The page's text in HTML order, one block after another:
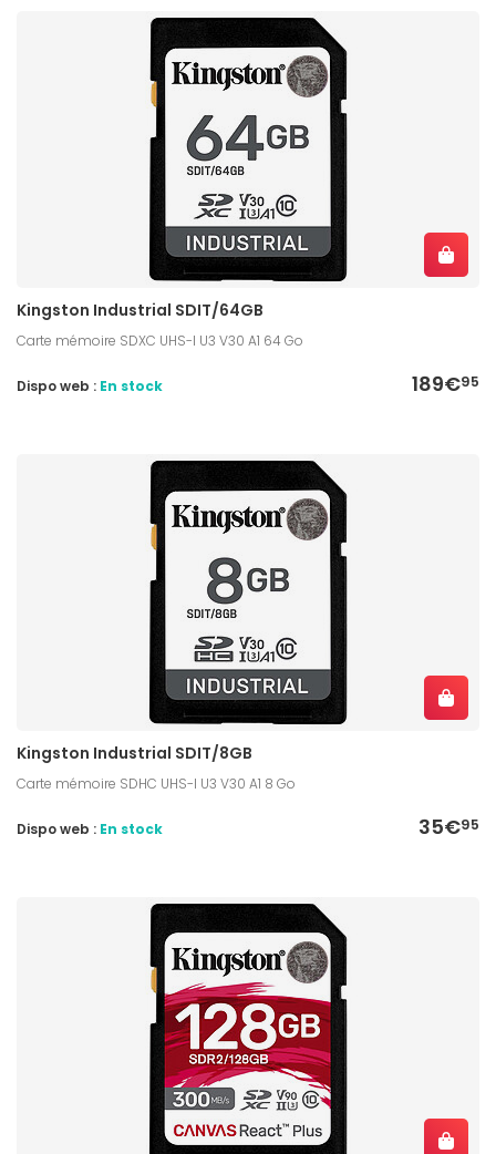
Kingston Industrial SDIT/64GB
Carte mémoire SDXC UHS-I U3 V30 A1 64 Go
189€95
Dispo web : En stock
Kingston Industrial SDIT/8GB
Carte mémoire SDHC UHS-I U3 V30 A1 8 Go
35€95
Dispo web : En stock